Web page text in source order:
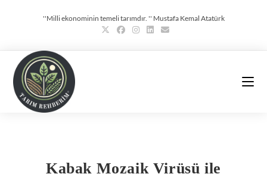
''Milli ekonominin temeli tarımdır. '' Mustafa Kemal Atatürk
Kabak Mozaik Virüsü ile